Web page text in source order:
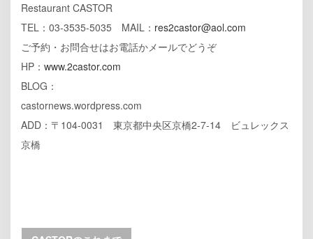
Restaurant CASTOR
TEL：03-3535-5035 MAIL： res2castor@aol.com
ご予約・お問合せはお電話かメールでどうぞ
HP： www.2castor.com
BLOG：
castornews.wordpress.com
ADD：〒104-0031 東京都中央区京橋2-7-14 ビュレックス
京橋